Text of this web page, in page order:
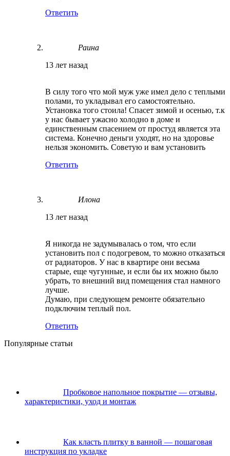
Ответить
Раина
13 лет назад
В силу того что мой муж уже имел дело с теплыми
полами, то укладывал его самостоятельно.
Установка того стоила! Спасет зимой и осенью, т.к
у нас бывает ужасно холодно в доме и
единственным спасением от простуд является эта
система. Конечно деньги уходят, но на здоровье
нельзя экономить. Советую и вам установить
Ответить
Илона
13 лет назад
Я никогда не задумывалась о том, что если
установить пол с подогревом, то можно отказаться
от радиаторов. У нас в квартире они весьма
старые, еще чугунные, и если бы их можно было
убрать, то внешний вид помещения стал намного
лучше.
Думаю, при следующем ремонте обязательно
подключим теплый пол.
Ответить
Популярные статьи
Пробковое напольное покрытие — отзывы,
характеристики, уход и монтаж
Как класть плитку в ванной — пошаговая
инструкция по укладке